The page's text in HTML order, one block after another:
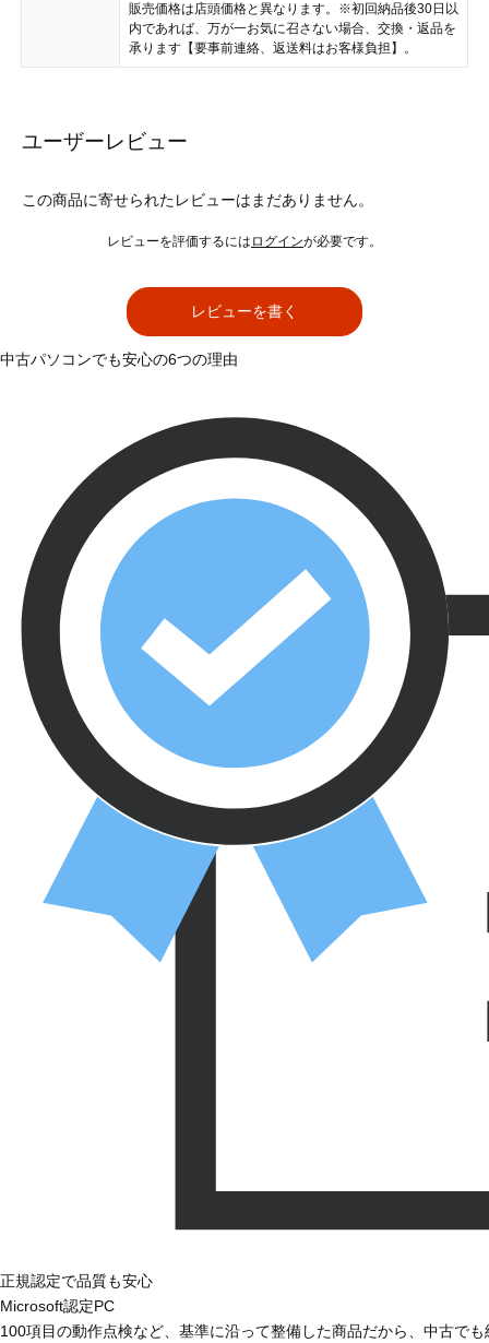
販売価格は店頭価格と異なります。 ※初回納品後30日以
内であれば、万が一お気に召さない場合、交換・返品を
承ります【要事前連絡、返送料はお客様負担】。
ユーザーレビュー
この商品に寄せられたレビューはまだありません。
レビューを評価するには ログインが必要です。
レビューを書く
中古パソコンでも安心の6つの理由
正規認定で品質も安心
Microsoft認定PC
100項目の動作点検など、基準に沿って整備した商品だから、中古で